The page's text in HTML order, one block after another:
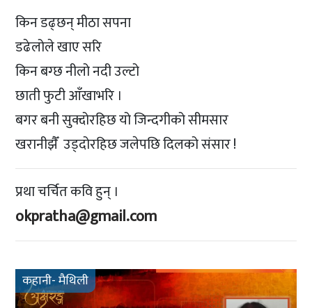
किन डढ्छन् मीठा सपना
डढेलोले खाए सरि
किन बग्छ नीलो नदी उल्टो
छाती फुटी आँखाभरि ।
बगर बनी सुक्दोरहिछ यो जिन्दगीको सीमसार
खरानीझैँ उड्दोरहिछ जलेपछि दिलको संसार !
प्रथा चर्चित कवि हुन् ।
okpratha@gmail.com
कहानी- मैथिली